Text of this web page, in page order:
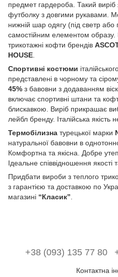
предмет гардероба. Такий
футболку з довгими рукавами.
нижній шар одягу (під светр або
самостійним елементом
трикотажні кофти брендів
HOUSE
Спортивні костюми
представлені в чорному та
45% з бавовни з додаванням
включає спортивні штани та
блискавкою. Виріб прикрашає
лейбл бренду. Італійська якість
Термобілизна турецької марки
натуральної бавовни в
Комфортна та якісна. Добре
Ідеальне співвідношення якості
Придбати вироби з теплого
з гарантією та доставкою по
магазині “Класик”
+38 (093) 135 77 80
Контактна